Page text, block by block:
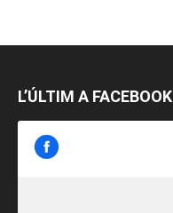
L’ÚLTIM A FACEBOOK